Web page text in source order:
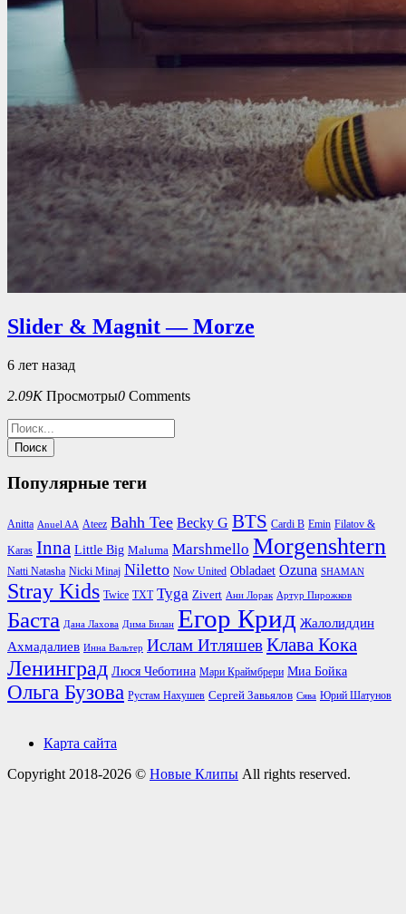
Slider & Magnit — Morze
6 лет назад
2.09K Просмотры0 Comments
Популярные теги
Anitta Anuel AA Ateez Bahh Tee Becky G BTS Cardi B Emin Filatov &
Karas Inna Little Big Maluma Marshmello Morgenshtern
Natti Natasha Nicki Minaj Niletto Now United Obladaet Ozuna SHAMAN
Stray Kids Twice TXT Tyga Zivert Ани Лорак Артур Пирожков
Баста Дана Лахова Дима Билан Егор Крид Жалолиддин
Ахмадалиев Инна Вальтер Ислам ИтляшевКлава Кока
Ленинград Люся Чеботина Мари Краймбрери Миа Бойка
Ольга Бузова Рустам Нахушев Сергей Завьялов Сява Юрий Шатунов
Карта сайта
Copyright 2018-2026 © Новые Клипы All rights reserved.